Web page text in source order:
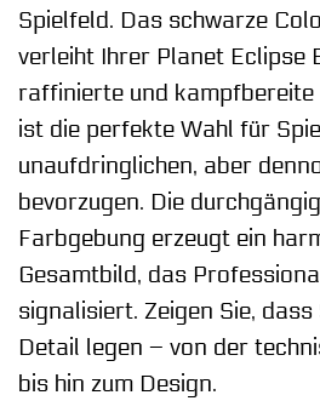
Spielfeld. Das schwarze
verleiht Ihrer Planet Eclipse
raffinierte und kampfbereite
ist die perfekte Wahl für
unaufdringlichen, aber
bevorzugen. Die
Farbgebung erzeugt ein
Gesamtbild, das
signalisiert. Zeigen Sie,
Detail legen – von der
bis hin zum Design.